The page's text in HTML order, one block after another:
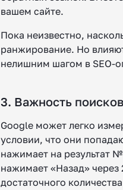
вашем сайте.
Пока неизвестно,
ранжирование. Но
нелишним шагом в SEO-
3. Важность
Google может легко
условии, что они
нажимает на результат
нажимает «Назад»
достаточного